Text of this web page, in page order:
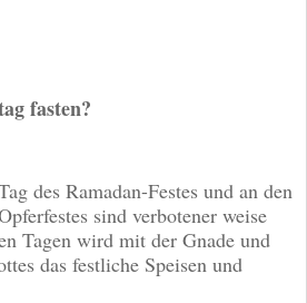
fasten?
des Ramadan-Festes und an den
sind verbotener weise
Tagen wird mit der Gnade und
das festliche Speisen und